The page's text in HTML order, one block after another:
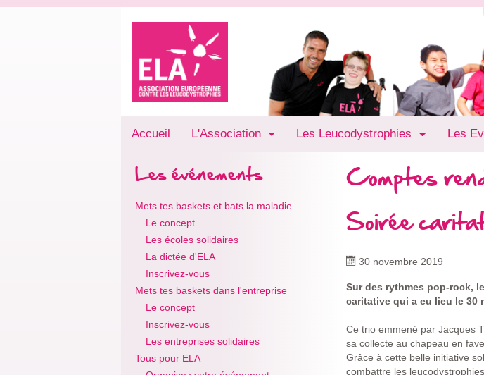
Accueil L'Association Les Leucodystrophies Les
Les événements
Mets tes baskets et bats la maladie
Le concept
Les écoles solidaires
La dictée d'ELA
Inscrivez-vous
Mets tes baskets dans l'entreprise
Le concept
Inscrivez-vous
Les entreprises solidaires
Tous pour ELA
Comptes
Soirée
30 novembre 2019
Sur des rythmes pop-rock,
caritative qui a eu lieu le 30
Ce trio emmené par Jacques
sa collecte au chapeau en
Grâce à cette belle initiative
combattre les